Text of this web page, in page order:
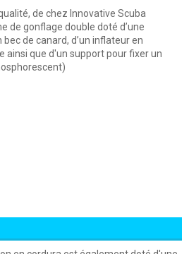
de chez Innovative Scuba
de gonflage double doté d’une
de canard, d’un inflateur en
ainsi que d'un support pour fixer un